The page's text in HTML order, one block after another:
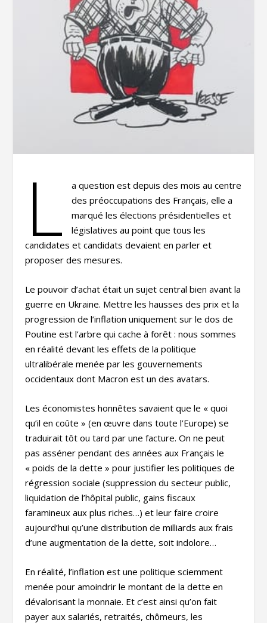
L
a question est depuis des mois au centre
des préoccupations des Français, elle a
marqué les élections présidentielles et
législatives au point que tous les
candidates et candidats devaient en parler et
proposer des mesures.
Le pouvoir d’achat était un sujet central bien avant la
guerre en Ukraine. Mettre les hausses des prix et la
progression de l’inflation uniquement sur le dos de
Poutine est l’arbre qui cache à forêt : nous sommes
en réalité devant les effets de la politique
ultralibérale menée par les gouvernements
occidentaux dont Macron est un des avatars.
Les économistes honnêtes savaient que le « quoi
qu’il en coûte » (en œuvre dans toute l’Europe) se
traduirait tôt ou tard par une facture. On ne peut
pas asséner pendant des années aux Français le
« poids de la dette » pour justifier les politiques de
régression sociale (suppression du secteur public,
liquidation de l’hôpital public, gains fiscaux
faramineux aux plus riches…) et leur faire croire
aujourd’hui qu’une distribution de milliards aux frais
d’une augmentation de la dette, soit indolore…
En réalité, l’inflation est une politique sciemment
menée pour amoindrir le montant de la dette en
dévalorisant la monnaie. Et c’est ainsi qu’on fait
payer aux salariés, retraités, chômeurs, les